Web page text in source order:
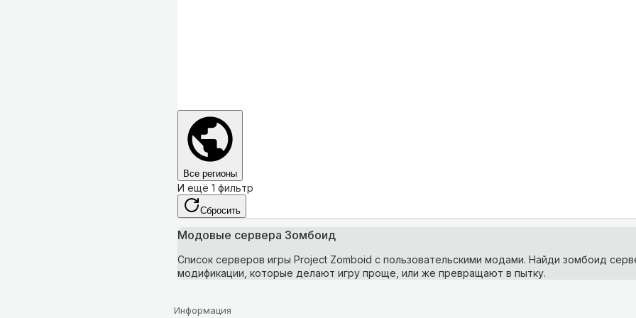
Все регионы
И ещё 1 фильтр
Сбросить
Модовые сервера Зомбоид
Список серверов игры Project Zomboid с пользовательскими модами. Найди зомбоид
модификации, которые делают игру проще, или же превращают в пытку.
Информация